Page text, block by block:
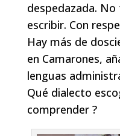
despedazada.
escribir. Con
Hay más de
en Camarones,
lenguas
Qué dialecto
comprender ?